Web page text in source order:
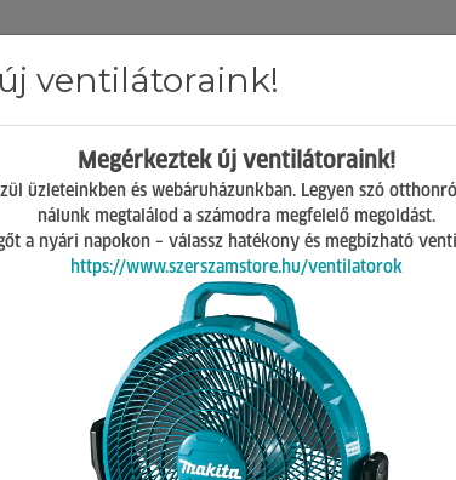
ÁSZF GY.I.K. Kapcsolat
H-P 07:00-
Sz 08:00-
krause corda támasztólétra 7 fokos (10070)
ventilátoraink!
Megérkeztek új ventilátoraink!
üzleteinkben és webáruházunkban. Legyen szó
nálunk megtalálod a számodra megfelelő megoldást.
a nyári napokon – válassz hatékony és megbízható
https://www.szerszamstore.hu/ventilatorok